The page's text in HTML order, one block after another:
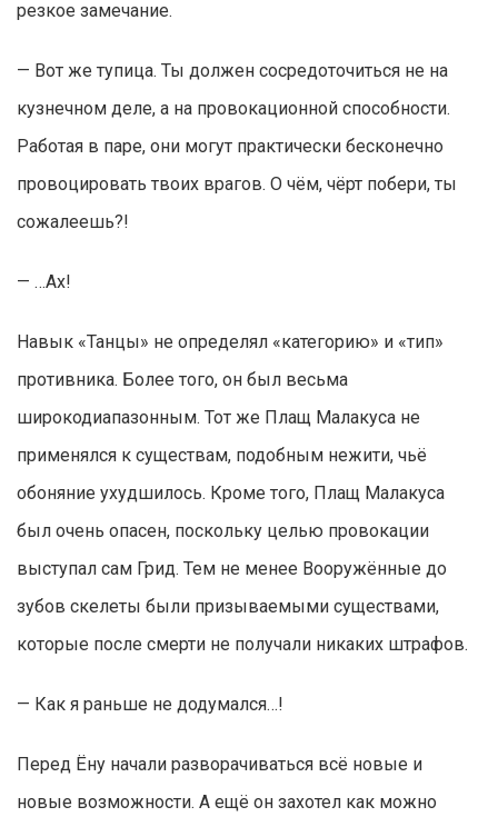
резкое замечание.
— Вот же тупица. Ты должен сосредоточиться не на
кузнечном деле, а на провокационной способности.
Работая в паре, они могут практически бесконечно
провоцировать твоих врагов. О чём, чёрт побери, ты
сожалеешь?!
— …Ах!
Навык «Танцы» не определял «категорию» и «тип»
противника. Более того, он был весьма
широкодиапазонным. Тот же Плащ Малакуса не
применялся к существам, подобным нежити, чьё
обоняние ухудшилось. Кроме того, Плащ Малакуса
был очень опасен, поскольку целью провокации
выступал сам Грид. Тем не менее Вооружённые до
зубов скелеты были призываемыми существами,
которые после смерти не получали никаких штрафов.
— Как я раньше не додумался…!
Перед Ёну начали разворачиваться всё новые и
новые возможности. А ещё он захотел как можно